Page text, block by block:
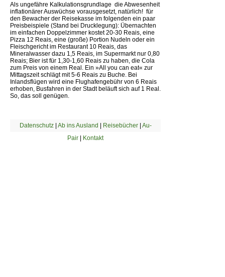
Als ungefähre Kalkulationsgrundlage  die Abwesenheit
inflationärer Auswüchse vorausgesetzt, natürlich!  für
den Bewacher der Reisekasse im folgenden ein paar
Preisbeispiele (Stand bei Drucklegung): Übernachten
im einfachen Doppelzimmer kostet 20-30 Reais, eine
Pizza 12 Reais, eine (große) Portion Nudeln oder ein
Fleischgericht im Restaurant 10 Reais, das
Mineralwasser dazu 1,5 Reais, im Supermarkt nur 0,80
Reais; Bier ist für 1,30-1,60 Reais zu haben, die Cola
zum Preis von einem Real. Ein »All you can eat« zur
Mittagszeit schlägt mit 5-6 Reais zu Buche. Bei
Inlandsflügen wird eine Flughafengebühr von 6 Reais
erhoben, Busfahren in der Stadt beläuft sich auf 1 Real.
So, das soll genügen.
Datenschutz| Ab ins Ausland | Reisebücher| Au-
Pair | Kontakt